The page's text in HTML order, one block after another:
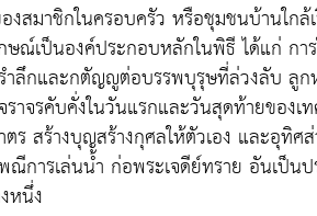
สมาชิกในครอบครัว หรือชุมชนบ้านใก
ษณ์เป็นองค์ประกอบหลักในพิธี ได้แก่ ก
ลึกและกตัญญูต่อบรรพบุรุษที่ล่วงลับ ลูกห
าจรคับคั่งในวันแรกและวันสุดท้ายของ
สร้างบุญสร้างกุศลให้ตัวเอง และอุทิศ
การเล่นน้ำ ก่อพระเจดีย์ทราย อันเป็น
หนึ่ง